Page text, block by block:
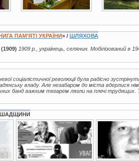
ПАМ’ЯТІ УКРАЇНИ» / ШЛЯХОВА
1909 р., українець, селянин. Мобілізований в
соціалістичної революції була радісно
владу. Але незабаром до міста вдерлися
банд важким тягарем лягли на плечі трудящих.